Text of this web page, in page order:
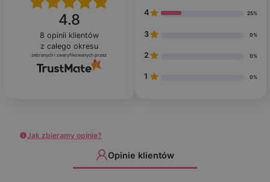
4.8
8 opinii klientów
z całego okresu
zebranych i zweryfikowanych przez
4 25%
3 0%
2 0%
1 0%
Jak zbieramy opinie?
Opinie klientów